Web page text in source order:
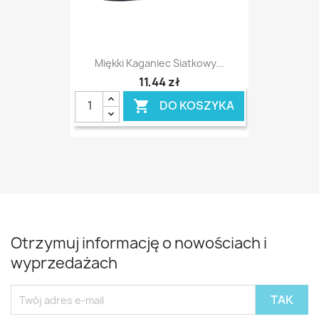
Miękki Kaganiec Siatkowy...
11,44 zł
 DO KOSZYKA
Otrzymuj informację o nowościach i
wyprzedażach